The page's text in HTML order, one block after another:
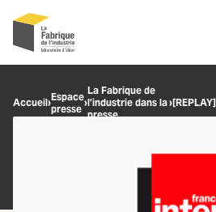
Accueil›Espace
presse ›
La Fabrique de
l’industrie dans la
presse
›